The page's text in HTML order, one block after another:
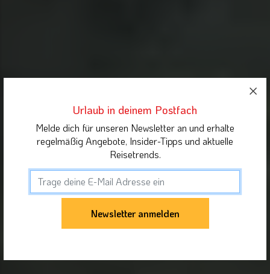
Urlaub in deinem Postfach
Melde dich für unseren Newsletter an und erhalte
regelmäßig Angebote, Insider-Tipps und aktuelle
Reisetrends.